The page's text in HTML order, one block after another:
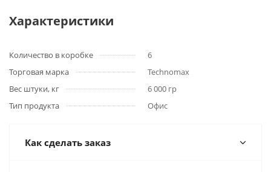
Характеристики
Количество в коробке
6
Торговая марка
Technomax
Вес штуки, кг
6 000 гр
Тип продукта
Офис
Как сделать заказ